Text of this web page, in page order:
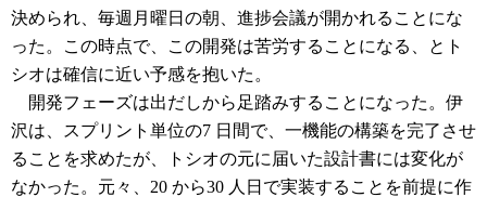
決められ、毎週月曜日の朝、進捗会議が開かれることにな
った。この時点で、この開発は苦労することになる、とト
シオは確信に近い予感を抱いた。
開発フェーズは出だしから足踏みすることになった。伊
沢は、スプリント単位の7 日間で、一機能の構築を完了させ
ることを求めたが、トシオの元に届いた設計書には変化が
なかった。元々、20 から30 人日で実装することを前提に作